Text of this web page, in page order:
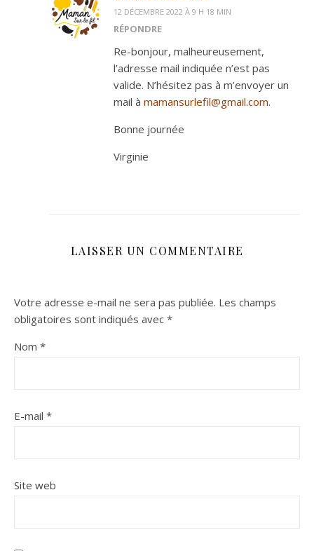
12 DÉCEMBRE 2022 À 9 H 18 MIN
RÉPONDRE
Re-bonjour, malheureusement,
l’adresse mail indiquée n’est pas
valide. N’hésitez pas à m’envoyer un
mail à mamansurlefil@gmail.com.
Bonne journée
Virginie
LAISSER UN COMMENTAIRE
Votre adresse e-mail ne sera pas publiée. Les champs
obligatoires sont indiqués avec *
Nom *
E-mail *
Site web